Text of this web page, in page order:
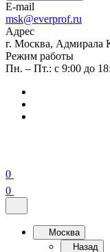
E-mail
msk@everprof.ru
Адрес
г. Москва, Адмирала
Режим работы
Пн. – Пт.: с 9:00 до
0
0
Москва
Назад